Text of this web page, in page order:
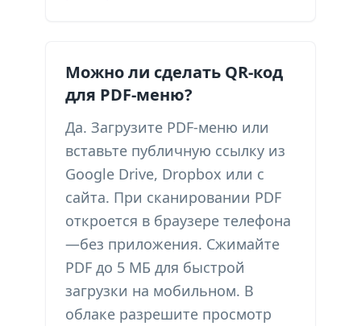
Можно ли сделать QR-код
для PDF-меню?
Да. Загрузите PDF-меню или
вставьте публичную ссылку из
Google Drive, Dropbox или с
сайта. При сканировании PDF
откроется в браузере телефона
—без приложения. Сжимайте
PDF до 5 МБ для быстрой
загрузки на мобильном. В
облаке разрешите просмотр